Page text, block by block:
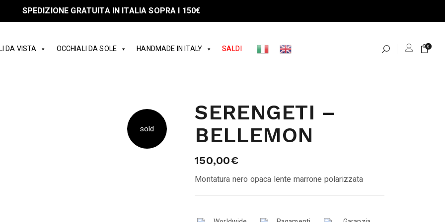
SPEDIZIONE GRATUITA IN ITALIA SOPRA I 150€
DA VISTA OCCHIALI DA SOLE HANDMADE IN ITALY SALDI 0
sold
SERENGETI –
BELLEMON
150,00€
Montatura nero opaca lente marrone polarizzata